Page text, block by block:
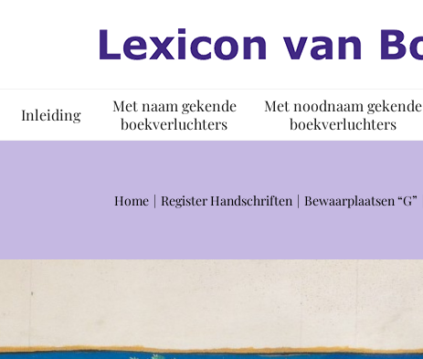
Inleiding
Met naam gekende
boekverluchters
Met noodnaam gekende
boekverluchters
Home Register Handschriften Bewaarplaatsen “G”